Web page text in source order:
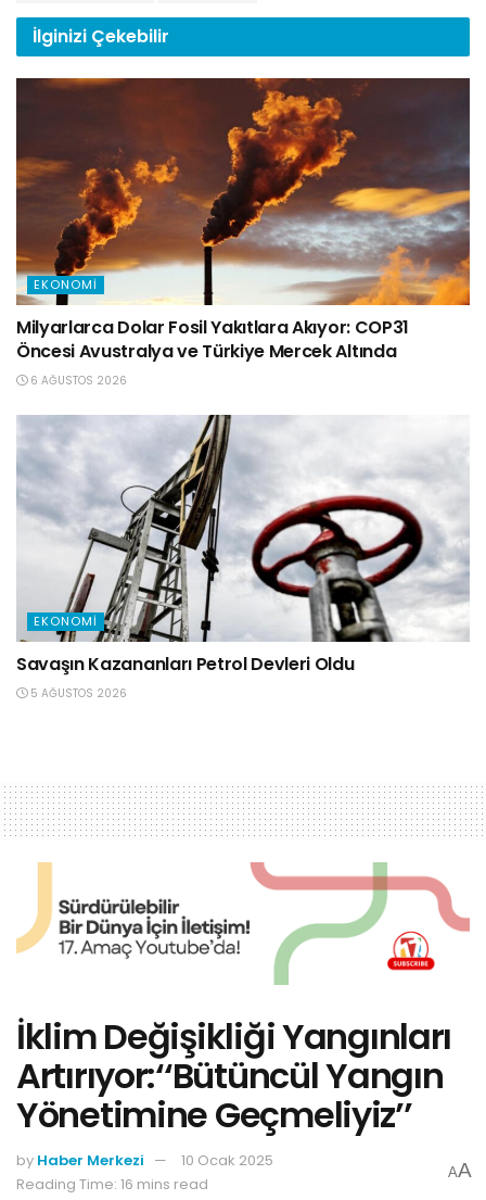
İlginizi Çekebilir
EKONOMI
Milyarlarca Dolar Fosil Yakıtlara Akıyor: COP31
Öncesi Avustralya ve Türkiye Mercek Altında
6 AĞUSTOS 2026
EKONOMI
Savaşın Kazananları Petrol Devleri Oldu
5 AĞUSTOS 2026
İklim Değişikliği Yangınları
Artırıyor:‘‘Bütüncül Yangın
Yönetimine Geçmeliyiz’’
by Haber Merkezi
10 Ocak 2025
Reading Time: 16 mins read
AA